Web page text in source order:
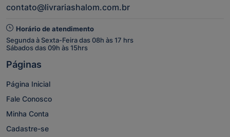
contato@livrariashalom.com.br
Horário de atendimento
Segunda à Sexta-Feira das 08h às 17 hrs
Sábados das 09h às 15hrs
Páginas
Página Inicial
Fale Conosco
Minha Conta
Cadastre-se